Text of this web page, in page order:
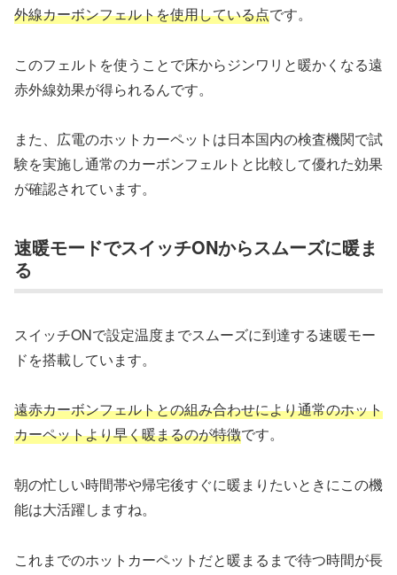
外線カーボンフェルトを使用している点です。
このフェルトを使うことで床からジンワリと暖かくなる遠
赤外線効果が得られるんです。
また、広電のホットカーペットは日本国内の検査機関で試
験を実施し通常のカーボンフェルトと比較して優れた効果
が確認されています。
速暖モードでスイッチONからスムーズに暖ま
る
スイッチONで設定温度までスムーズに到達する速暖モー
ドを搭載しています。
遠赤カーボンフェルトとの組み合わせにより通常のホット
カーペットより早く暖まるのが特徴です。
朝の忙しい時間帯や帰宅後すぐに暖まりたいときにこの機
能は大活躍しますね。
これまでのホットカーペットだと暖まるまで待つ時間が長